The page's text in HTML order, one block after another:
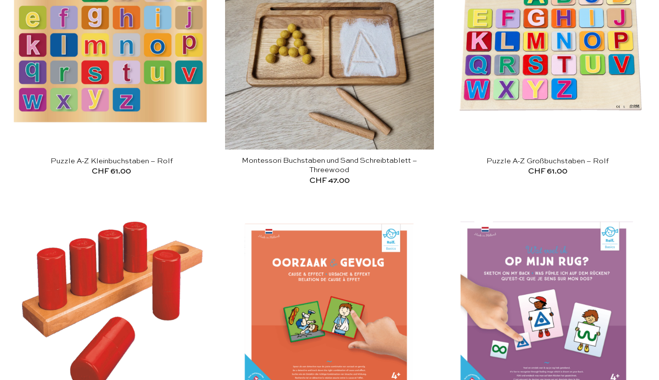
Puzzle A-Z Kleinbuchstaben – Rolf
CHF61.00
Montessori Buchstaben und Sand Schreibtablett –
Threewood
CHF47.00
Puzzle A-Z Großbuchstaben – Rolf
CHF61.00